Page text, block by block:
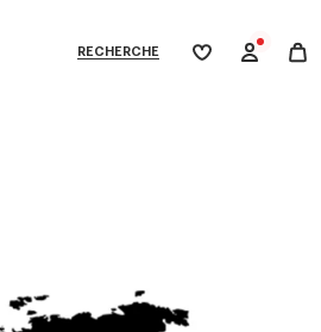
RECHERCHE
Ma